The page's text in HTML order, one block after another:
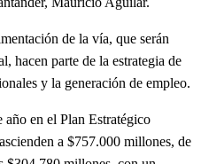
de la vía, que serán
hacen parte de la estrategia de
y la generación de empleo.
año en el Plan Estratégico
ascienden a $757.000 millones, de